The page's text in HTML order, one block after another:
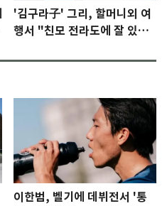
'김구라子' 그리, 할머니외 여
행서 "친모 전라도에 잘 있
이한범, 벨기에 데뷔전서 '통